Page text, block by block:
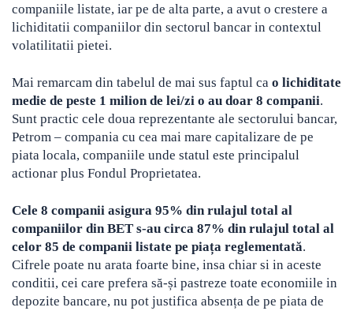
companiile listate, iar pe de alta parte, a avut o crestere a
lichiditatii companiilor din sectorul bancar in contextul
volatilitatii pietei.
Mai remarcam din tabelul de mai sus faptul ca o lichiditate
medie de peste 1 milion de lei/zi o au doar 8 companii.
Sunt practic cele doua reprezentante ale sectorului bancar,
Petrom – compania cu cea mai mare capitalizare de pe
piata locala, companiile unde statul este principalul
actionar plus Fondul Proprietatea.
Cele 8 companii asigura 95% din rulajul total al
companiilor din BET s-au circa 87% din rulajul total al
celor 85 de companii listate pe piața reglementată.
Cifrele poate nu arata foarte bine, insa chiar si in aceste
conditii, cei care prefera să-și pastreze toate economiile in
depozite bancare, nu pot justifica absența de pe piata de